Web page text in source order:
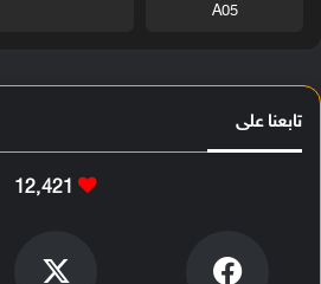
A05
تابعنا على
12٬421